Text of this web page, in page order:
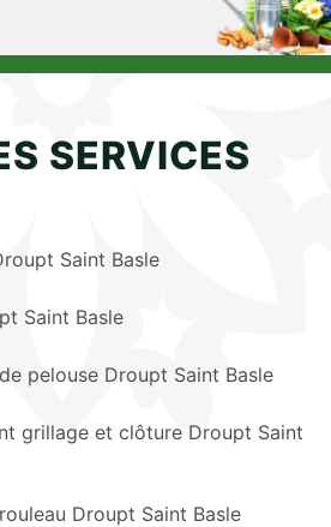
SERVICES
Saint Basle
Saint Basle
pelouse Droupt Saint Basle
grillage et clôture Droupt Saint
Droupt Saint Basle